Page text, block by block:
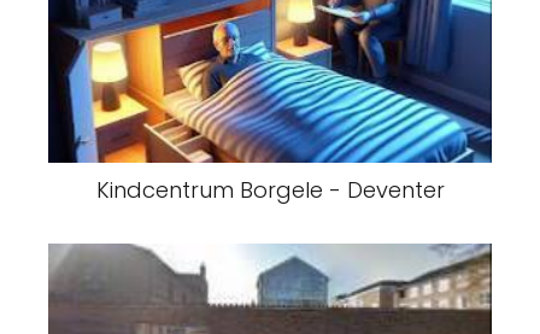
Kindcentrum Borgele - Deventer